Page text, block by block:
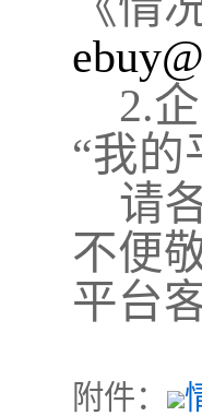
2.
“我
请
不便
平台
附件：